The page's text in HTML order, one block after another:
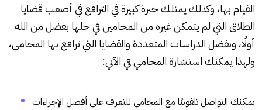
القيام بها، وكذلك يمتلك خبرة كبيرة في الترافع في أصعب قضايا
الطلاق التي لم يتمكن غيره من المحامين في حلها بفضل من الله
أولًا، وبفضل الدراسات المتعددة والقضايا التي ترافع بها المحامي،
ولهذا يمكنك استشارة المحامي في الآتي:
يمكنك التواصل تلفونيًا مع المحامي للتعرف على أفضل الإجراءات